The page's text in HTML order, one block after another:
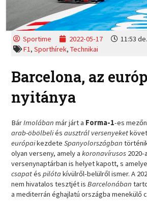
Sportime 2022-05-17
11:53 de.
F1,Sporthírek,Technikai
Barcelona, az
nyitánya
BárImolában már járt a Forma-1-es
arab-öbölbeliésausztrál versenyeket
európaikezdeteSpanyolországban
olyan verseny, amely akoronavírusos 2020-
versenynaptárban is helyet kapott, s
csapatéspilótakívülről-belülről ismer. A
nem hivatalos tesztjét isBarcelonában
a mediterrán éghajlatú országba menekülő